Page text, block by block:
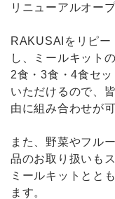
リニューアルオー
RAKUSAIをリピー
し、ミールキット
2食・3食・4食セ
いただけるので、
由に組み合わせが可
また、野菜やフル
品のお取り扱いもス
ミールキットとと
ます。